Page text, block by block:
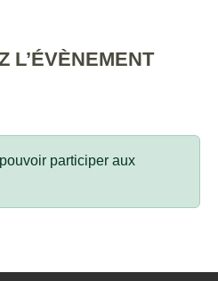
L’ÉVÈNEMENT
participer aux